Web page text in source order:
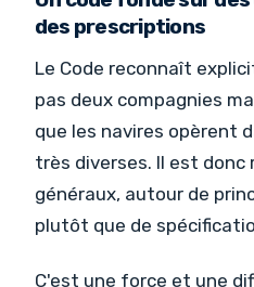
des prescriptions
Le Code reconnaît
pas deux compagnies
que les navires opèrent
très diverses. Il est donc
généraux, autour de
plutôt que de
C'est une force et une